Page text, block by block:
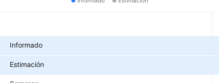
Informado
Estimación